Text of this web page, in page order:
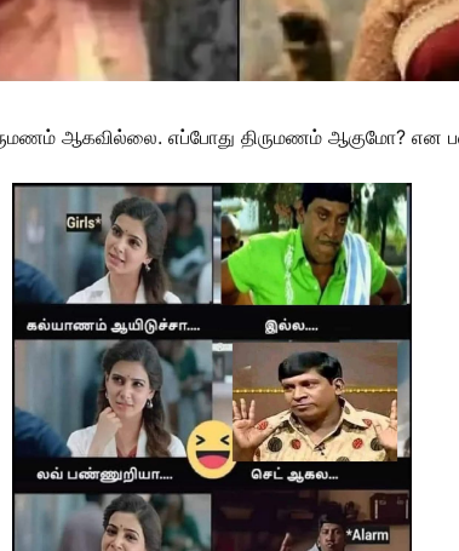
ஆகவில்லை. எப்போது திருமணம் ஆகுமோ? என